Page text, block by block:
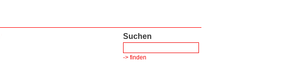
Suchen
-> finden